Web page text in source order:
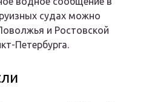
судах можно
и Ростовской
Петербурга.